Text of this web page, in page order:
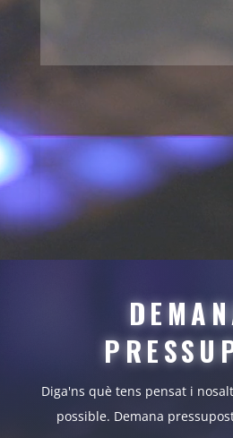
Diga'ns què tens pensat i
possible. Demana